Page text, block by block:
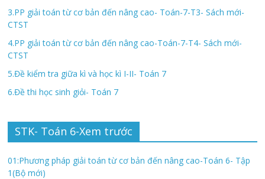
3.PP giải toán từ cơ bản đến nâng cao- Toán-7-T3- Sách mới-
CTST
4.PP giải toán từ cơ bản đến nâng cao-Toán-7-T4- Sách mới-
CTST
5.Đề kiểm tra giữa kì và học kì I-II- Toán 7
6.Đề thi học sinh giỏi- Toán 7
STK- Toán 6-Xem trước
01:Phương pháp giải toán từ cơ bản đến nâng cao-Toán 6- Tập
1(Bộ mới)